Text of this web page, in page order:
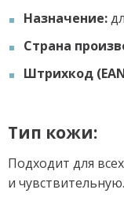
Назначение:
Страна
Штрихкод
Тип кожи:
Подходит для
и чувствительную.